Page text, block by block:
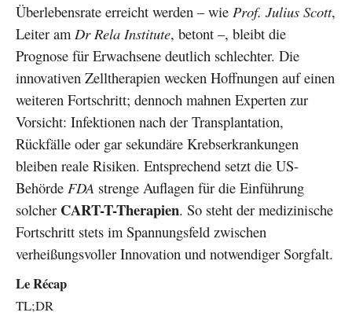
Überlebensrate erreicht werden – wie Prof. Julius Scott,
Leiter am Dr Rela Institute, betont –, bleibt die
Prognose für Erwachsene deutlich schlechter. Die
innovativen Zelltherapien wecken Hoffnungen auf einen
weiteren Fortschritt; dennoch mahnen Experten zur
Vorsicht: Infektionen nach der Transplantation,
Rückfälle oder gar sekundäre Krebserkrankungen
bleiben reale Risiken. Entsprechend setzt die US-
Behörde FDA strenge Auflagen für die Einführung
solcher CART-T-Therapien. So steht der medizinische
Fortschritt stets im Spannungsfeld zwischen
verheißungsvoller Innovation und notwendiger Sorgfalt.
Le Récap
TL;DR